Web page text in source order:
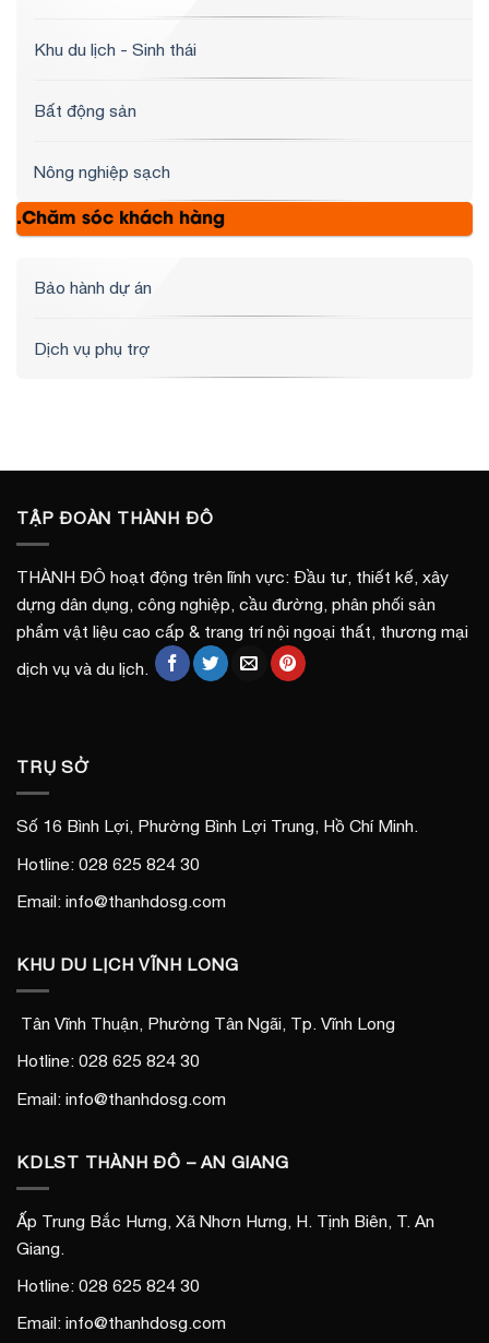
Khu du lịch - Sinh thái
Bất động sản
Nông nghiệp sạch
.Chăm sóc khách hàng
Bảo hành dự án
Dịch vụ phụ trợ
TẬP ĐOÀN THÀNH ĐÔ
THÀNH ĐÔ hoạt động trên lĩnh vực: Đầu tư, thiết kế, xây
dựng dân dụng, công nghiệp, cầu đường, phân phối sản
phẩm vật liệu cao cấp & trang trí nội ngoại thất, thương mại
dịch vụ và du lịch.
TRỤ SỞ
Số 16 Bình Lợi, Phường Bình Lợi Trung, Hồ Chí Minh.
Hotline: 028 625 824 30
Email: info@thanhdosg.com
KHU DU LỊCH VĨNH LONG
Tân Vĩnh Thuận, Phường Tân Ngãi, Tp. Vĩnh Long
Hotline: 028 625 824 30
Email: info@thanhdosg.com
KDLST THÀNH ĐÔ – AN GIANG
Ấp Trung Bắc Hưng, Xã Nhơn Hưng, H. Tịnh Biên, T. An
Giang.
Hotline: 028 625 824 30
Email: info@thanhdosg.com